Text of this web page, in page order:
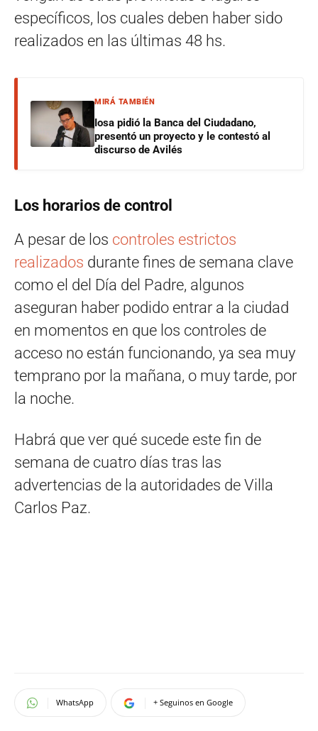
específicos, los cuales deben haber sido
realizados en las últimas 48 hs.
MIRÁ TAMBIÉN
Iosa pidió la Banca del Ciudadano,
presentó un proyecto y le contestó al
discurso de Avilés
Los horarios de control
A pesar de los controles estrictos
realizados durante fines de semana clave
como el del Día del Padre, algunos
aseguran haber podido entrar a la ciudad
en momentos en que los controles de
acceso no están funcionando, ya sea muy
temprano por la mañana, o muy tarde, por
la noche.
Habrá que ver qué sucede este fin de
semana de cuatro días tras las
advertencias de la autoridades de Villa
Carlos Paz.
WhatsApp + Seguinos en Google